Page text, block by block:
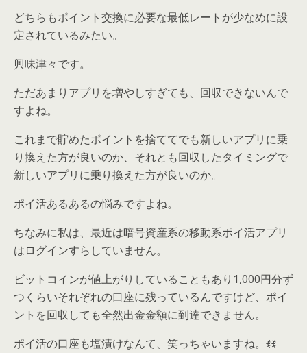
どちらもポイント交換に必要な最低レートが少なめに設
定されているみたい。
興味津々です。
ただあまりアプリを増やしすぎても、回収できないんで
すよね。
これまで貯めたポイントを捨ててでも新しいアプリに乗
り換えた方が良いのか、それとも回収したタイミングで
新しいアプリに乗り換えた方が良いのか。
ポイ活あるあるの悩みですよね。
ちなみに私は、最近は暗号資産系の移動系ポイ活アプリ
はログインすらしていません。
ビットコインが値上がりしていることもあり1,000円分ず
つくらいそれぞれの口座に残っているんですけど、ポイ
ントを回収しても全然出金金額に到達できません。
ポイ活の口座も塩漬けなんて、笑っちゃいますね。ꉂꉂ